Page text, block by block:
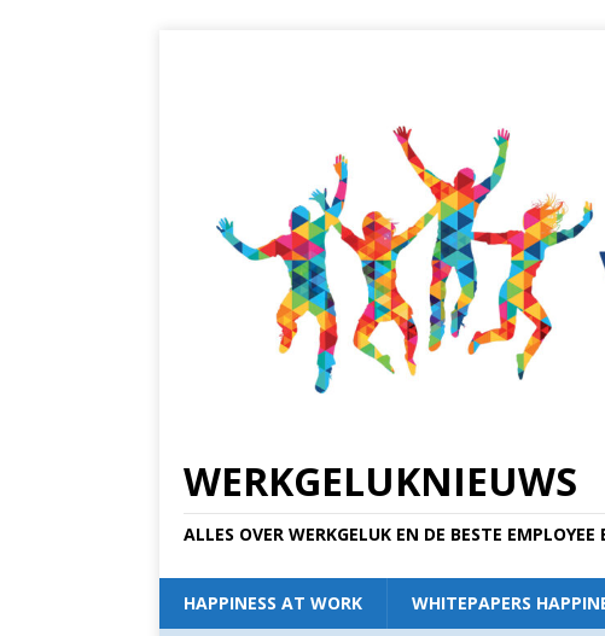
WERKGELUKNIEUWS
ALLES OVER WERKGELUK EN DE BESTE EMPLOYEE
HAPPINESS AT WORK WHITEPAPERS